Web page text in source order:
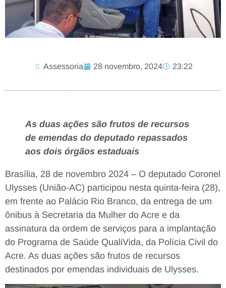
Assessoria 28 novembro, 2024 23:22
As duas ações são frutos de recursos
de emendas do deputado repassados
aos dois órgãos estaduais
Brasília, 28 de novembro 2024 – O deputado Coronel
Ulysses (União-AC) participou nesta quinta-feira (28),
em frente ao Palácio Rio Branco, da entrega de um
ônibus à Secretaria da Mulher do Acre e da
assinatura da ordem de serviços para a implantação
do Programa de Saúde QualiVida, da Polícia Civil do
Acre. As duas ações são frutos de recursos
destinados por emendas individuais de Ulysses.